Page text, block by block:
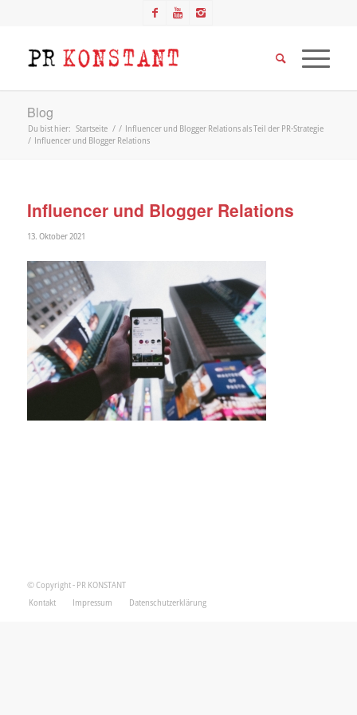
Blog
Du bist hier: Startseite / / Influencer und Blogger Relations als Teil der PR-Strategie
/ Influencer und Blogger Relations
Influencer und Blogger Relations
13. Oktober 2021
© Copyright - PR KONSTANT
Kontakt
Impressum Datenschutzerklärung